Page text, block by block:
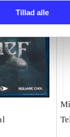
Tillad alle